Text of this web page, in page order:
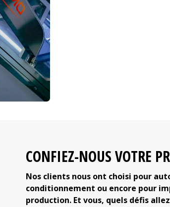
CONFIEZ-NOUS VOTRE
Nos clients nous ont choisi pour
conditionnement ou encore pour
production. Et vous, quels défis